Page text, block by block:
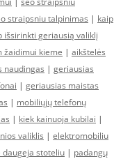
straipsniu talpinimas | kaip
išsirinkti geriausią valiklį
žaidimui kieme | aikštelės
naudingas | geriausias
| geriausias maistas
| mobiliųjų telefonų
| kiek kainuoja kubilai |
valiklis | elektromobiliu
daugeja stoteliu | padangų